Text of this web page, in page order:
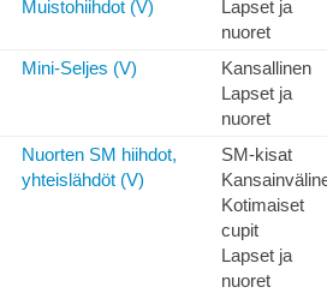
Muistohiihdot (V)
Lapset ja
nuoret
Mini-Seljes (V)
Kansallinen
Lapset ja
nuoret
Nuorten SM hiihdot,
yhteislähdöt (V)
SM-kisat
Kotimaiset
cupit
Lapset ja
nuoret